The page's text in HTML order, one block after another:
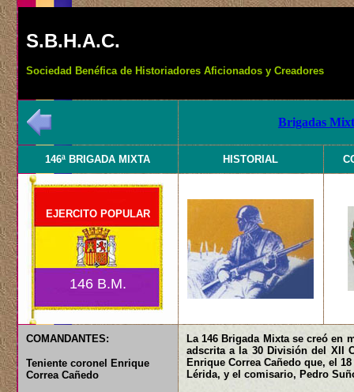
S.B.H.A.C.
Sociedad Benéfica de Historiadores Aficionados y Creadores
Brigadas
146ª BRIGADA MIXTA HISTORIAL
EJERCITO POPULAR
146 B.M.
COMANDANTES:
Teniente coronel Enrique
Correa Cañedo
La 146 Brigada Mixta se creó en
adscrita a la 30 División del XII
Enrique Correa Cañedo que, el
Lérida, y el comisario, Pedro